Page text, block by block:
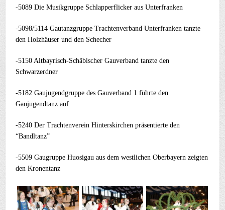
-5089 Die Musikgruppe Schlapperflicker aus Unterfranken
-5098/5114 Gautanzgruppe Trachtenverband Unterfranken tanzte
den Holzhäuser und den Schecher
-5150 Altbayrisch-Schäbischer Gauverband tanzte den
Schwarzerdner
-5182 Gaujugendgruppe des Gauverband 1 führte den
Gaujugendtanz auf
-5240 Der Trachtenverein Hinterskirchen präsentierte den
“Bandltanz”
-5509 Gaugruppe Huosigau aus dem westlichen Oberbayern zeigten
den Kronentanz